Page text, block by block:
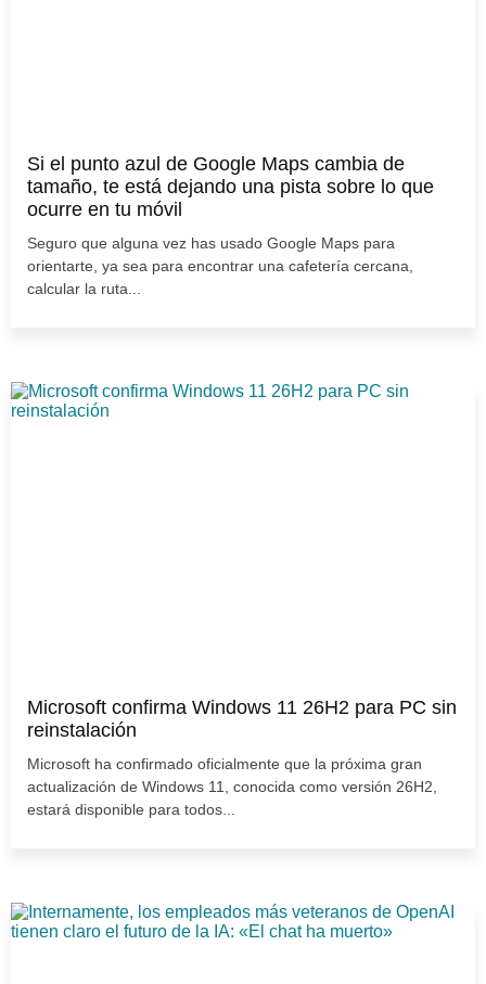
Si el punto azul de Google Maps cambia de
tamaño, te está dejando una pista sobre lo que
ocurre en tu móvil
Seguro que alguna vez has usado Google Maps para
orientarte, ya sea para encontrar una cafetería cercana,
calcular la ruta...
Microsoft confirma Windows 11 26H2 para PC sin
reinstalación
Microsoft ha confirmado oficialmente que la próxima gran
actualización de Windows 11, conocida como versión 26H2,
estará disponible para todos...